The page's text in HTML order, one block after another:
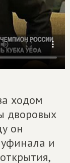
ходом
дворовых
он
и